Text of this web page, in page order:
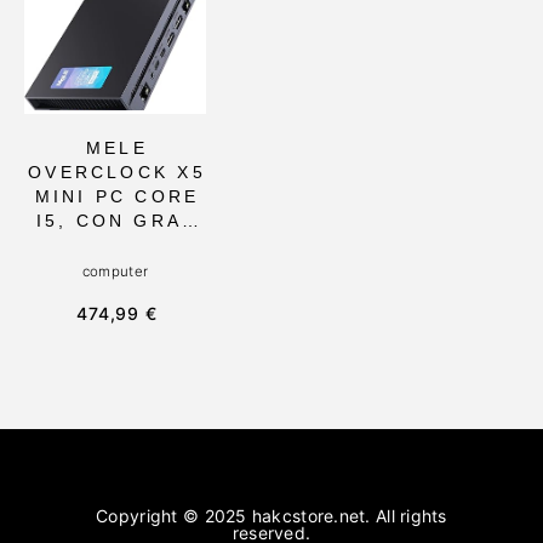
WIFI 6 Y
BLUETOOTH
5.2. PERFECTO
PARA
ENTUSIASTAS
MELE
OVERCLOCK X5
MINI PC CORE
I5, CON GRAN
Y
NTO
COMERCIALES
computer
474,99 €
Copyright © 2025 hakcstore.net. All rights
reserved.